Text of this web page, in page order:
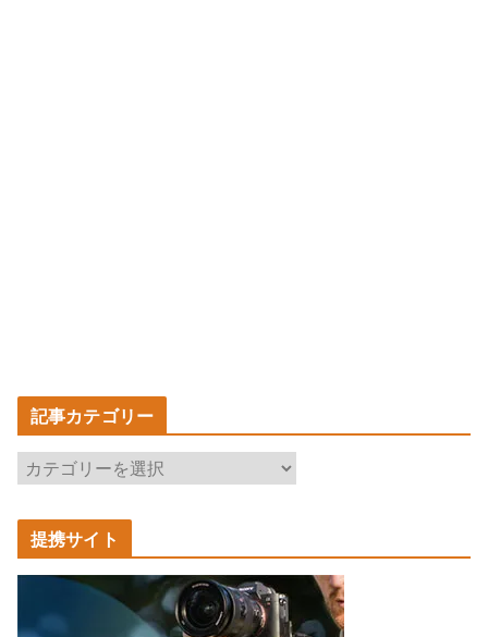
記事カテゴリー
記
事
カ
テ
ゴ
ー
提携サイト